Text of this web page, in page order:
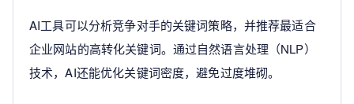
AI工具可以分析竞争对手的关键词策略，并推荐最适合
企业网站的高转化关键词。通过自然语言处理（NLP）
技术，AI还能优化关键词密度，避免过度堆砌。